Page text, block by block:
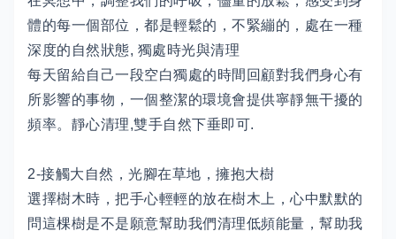
體的每一個部位，都是輕鬆的，不緊繃的，處在一種
深度的自然狀態, 獨處時光與清理
每天留給自己一段空白獨處的時間回顧對我們身心有
所影響的事物，一個整潔的環境會提供寧靜無干擾的
頻率。靜心清理,雙手自然下垂即可.
2-接觸大自然，光腳在草地，擁抱大樹
選擇樹木時，把手心輕輕的放在樹木上，心中默默的
問這棵樹是不是願意幫助我們清理低頻能量，幫助我